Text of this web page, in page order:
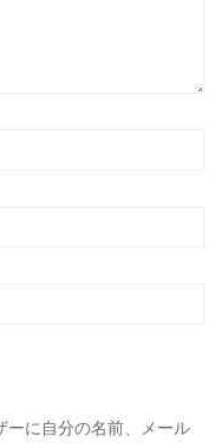
ーに自分の名前、メール